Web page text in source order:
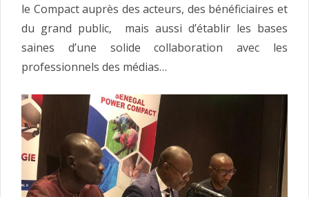
le Compact auprès des acteurs, des bénéficiaires et
du grand public, mais aussi d’établir les bases
saines d’une solide collaboration avec les
professionnels des médias…